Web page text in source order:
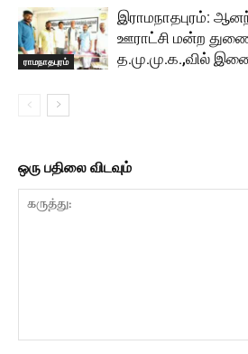
ராமநாதபுரம்
இராமநாதபுரம்:
ஊராட்சி மன்ற
த.மு.மு.க.,வில்
ஒரு பதிலை விடவும்